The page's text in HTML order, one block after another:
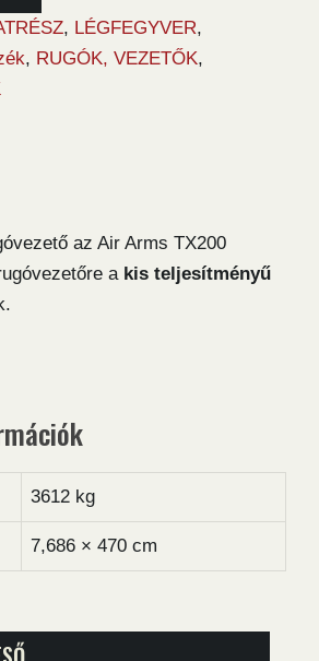
, LÉGFEGYVER,
, RUGÓK, VEZETŐK,
az Air Arms TX200
a kis teljesítményű
3612 kg
7,686 × 470 cm